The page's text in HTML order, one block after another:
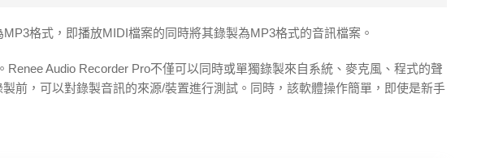
格式，即播放MIDI檔案的同時將其錄製為MP3格式的音訊檔案。
。Renee Audio Recorder Pro不僅可以同時或單獨錄製來自系統、麥克風、程式的聲
前，可以對錄製音訊的來源/裝置進行測試。同時，該軟體操作簡單，即使是新手